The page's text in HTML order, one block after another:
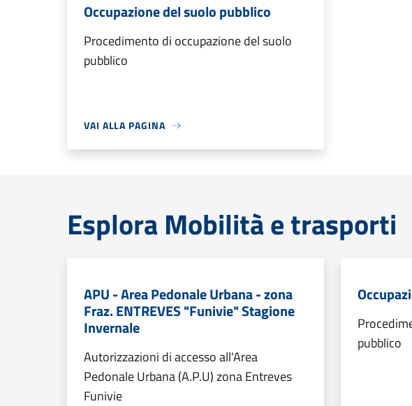
Occupazione del suolo pubblico
Procedimento di occupazione del suolo
pubblico
VAI ALLA PAGINA
Esplora Mobilità e trasporti
APU - Area Pedonale Urbana - zona
Fraz. ENTREVES "Funivie" Stagione
Invernale
Autorizzazioni di accesso all'Area
Pedonale Urbana (A.P.U) zona Entreves
Funivie
pubblico